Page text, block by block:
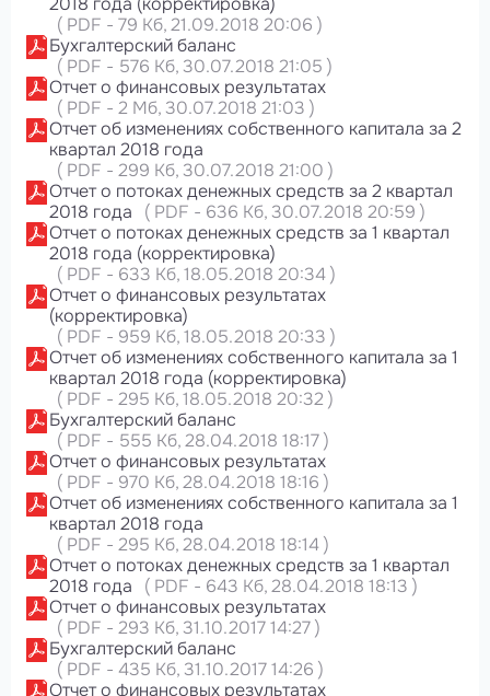
( PDF - 79 Кб, 21.09.2018 20:06 )
Бухгалтерский баланс
( PDF - 576 Кб, 30.07.2018 21:05 )
Отчет о финансовых результатах
( PDF - 2 Мб, 30.07.2018 21:03 )
Отчет об изменениях собственного капитала за 2
квартал 2018 года
( PDF - 299 Кб, 30.07.2018 21:00 )
Отчет о потоках денежных средств за 2 квартал
2018 года
( PDF - 636 Кб, 30.07.2018 20:59 )
Отчет о потоках денежных средств за 1 квартал
2018 года (корректировка)
( PDF - 633 Кб, 18.05.2018 20:34)
Отчет о финансовых результатах
(корректировка)
( PDF - 959 Кб, 18.05.2018 20:33 )
Отчет об изменениях собственного капитала за 1
квартал 2018 года (корректировка)
( PDF - 295 Кб, 18.05.2018 20:32 )
Бухгалтерский баланс
( PDF - 555 Кб, 28.04.2018 18:17)
Отчет о финансовых результатах
( PDF - 970 Кб, 28.04.2018 18:16 )
Отчет об изменениях собственного капитала за 1
квартал 2018 года
( PDF - 295 Кб, 28.04.2018 18:14)
Отчет о потоках денежных средств за 1 квартал
2018 года
( PDF - 643 Кб, 28.04.2018 18:13 )
Отчет о финансовых результатах
( PDF - 293 Кб, 31.10.2017 14:27)
Бухгалтерский баланс
( PDF - 435 Кб, 31.10.2017 14:26 )
Отчет о финансовых результатах